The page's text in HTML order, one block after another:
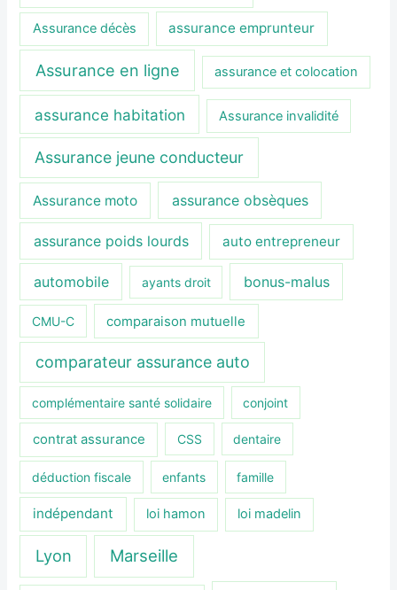
Assurance décès assurance emprunteur
Assurance en ligne assurance et colocation
assurance habitation Assurance invalidité
Assurance jeune conducteur
Assurance moto assurance obsèques
assurance poids lourds auto entrepreneur
automobile ayants droit bonus-malus
CMU-C comparaison mutuelle
comparateur assurance auto
complémentaire santé solidaire conjoint
contrat assurance CSS dentaire
déduction fiscale enfants famille
indépendant loi hamon loi madelin
Lyon Marseille